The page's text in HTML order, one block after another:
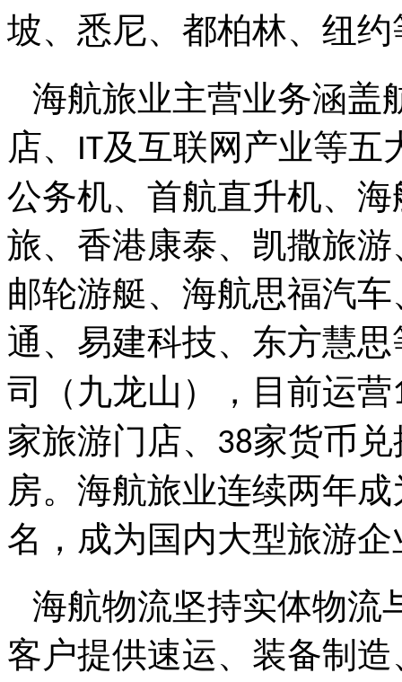
坡、悉尼、都柏林、纽约
海航旅业主营业务涵盖
店、
IT及互联网产业等五
公务机、首航直升机、
旅、香港康泰、凯撒旅
邮轮游艇、海航思福汽
通、易建科技、东方慧思
司（九龙山），目前运营
家旅游门店、 38家货币
房。海航旅业连续两年
名，成为国内大型旅游
海航物流坚持实体物流
客户提供速运、装备制